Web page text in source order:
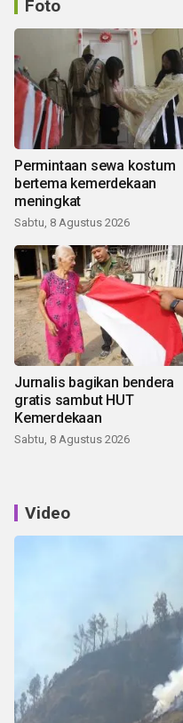
Foto
Permintaan sewa kostum
bertema kemerdekaan
meningkat
Sabtu, 8 Agustus 2026
Jurnalis bagikan bendera
gratis sambut HUT
Kemerdekaan
Sabtu, 8 Agustus 2026
Video